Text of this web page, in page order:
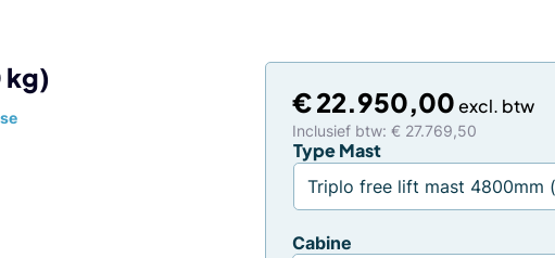
kg)
€22.950,00
Inclusief btw: € 27.769,50
Type Mast
Cabine